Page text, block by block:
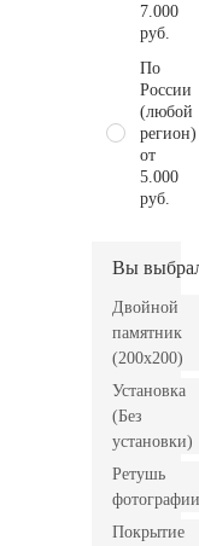
7.000
руб.
По
России
(любой
регион)
от
5.000
руб.
Вы
Двойной
памятник
(200х200)
Установка
(Без
установки)
Ретушь
фотографии
Покрытие